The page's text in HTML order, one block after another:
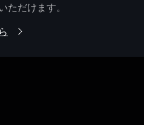
ただけます。